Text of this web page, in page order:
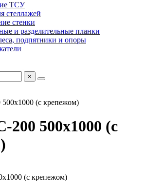
ТСУ
стеллажей
стенки
и разделительные планки
подпятники и опоры
×
(с крепежом)
500x1000 (с